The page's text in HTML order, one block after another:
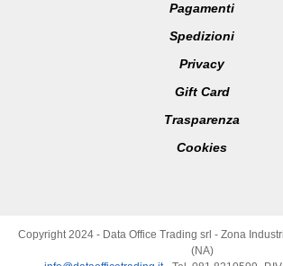
Pagamenti
Spedizioni
Privacy
Gift Card
Trasparenza
Cookies
Copyright 2024 - Data Office Trading srl - Zona
(NA)